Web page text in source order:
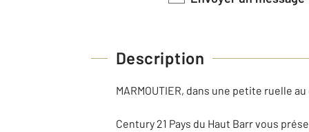
Description
MARMOUTIER, dans une petite ruelle
Century 21 Pays du Haut Barr vous